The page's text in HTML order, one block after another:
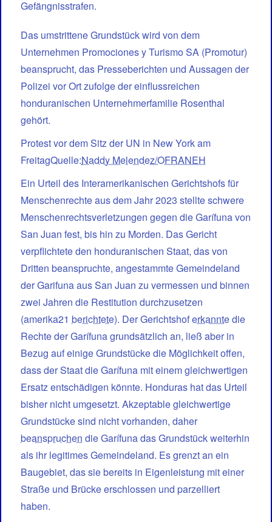
Gefängnisstrafen.
Das umstrittene Grundstück wird von dem
Unternehmen Promociones y Turismo SA (Promotur)
beansprucht, das Presseberichten und Aussagen der
Polizei vor Ort zufolge der einflussreichen
honduranischen Unternehmerfamilie Rosenthal
gehört.
Protest vor dem Sitz der UN in New York am
FreitagQuelle:Naddy Melendez /OFRANEH
Ein Urteil des Interamerikanischen Gerichtshofs für
Menschenrechte aus dem Jahr 2023 stellte schwere
Menschenrechtsverletzungen gegen die Garífuna von
San Juan fest, bis hin zu Morden. Das Gericht
verpflichtete den honduranischen Staat, das von
Dritten beanspruchte, angestammte Gemeindeland
der Garifuna aus San Juan zu vermessen und binnen
zwei Jahren die Restitution durchzusetzen
(amerika21 berichtete). Der Gerichtshoferkanntedie
Rechte der Garífuna grundsätzlich an, ließ aber in
Bezug auf einige Grundstücke die Möglichkeit offen,
dass der Staat die Garífuna mit einem gleichwertigen
Ersatz entschädigen könnte. Honduras hat das Urteil
bisher nicht umgesetzt. Akzeptable gleichwertige
Grundstücke sind nicht vorhanden, daher
beanspruchen die Garífuna das Grundstück weiterhin
als ihr legitimes Gemeindeland. Es grenzt an ein
Baugebiet, das sie bereits in Eigenleistung mit einer
Straße und Brücke erschlossen und parzelliert
haben.